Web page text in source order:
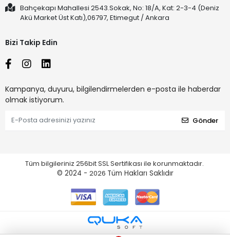
Bahçekapı Mahallesi 2543.Sokak, No: 18/A, Kat: 2-3-4 (Deniz
Akü Market Üst Katı),06797, Etimegut / Ankara
Bizi Takip Edin
Kampanya, duyuru, bilgilendirmelerden e-posta ile haberdar
olmak istiyorum.
Gönder
Tüm bilgileriniz 256bit SSL Sertifikası ile korunmaktadır.
© 2024 - 2026 Tüm Hakları Saklıdır